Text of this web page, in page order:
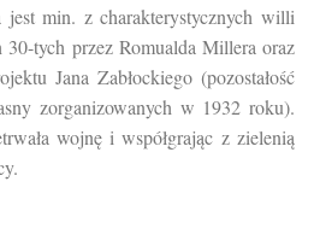
jest min. z charakterystycznych willi
30-tych przez Romualda Millera oraz
Jana Zabłockiego (pozostałość
zorganizowanych w 1932 roku).
wojnę i współgrając z zielenią